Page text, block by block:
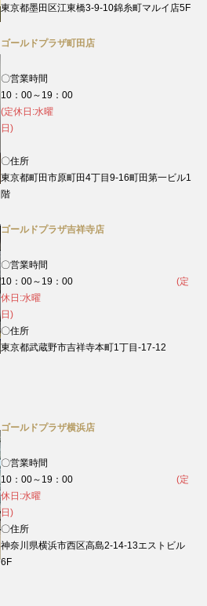
東京都墨田区江東橋3-9-10錦糸町マルイ店5F
ゴールドプラザ町田店
〇営業時間
10：00～19：00
(定休日:水曜
日)
〇住所
東京都町田市原町田4丁目9‐16町田第一ビル1
階
ゴールドプラザ吉祥寺店
〇営業時間
10：00～19：00 (定
休日:水曜
日)
〇住所
東京都武蔵野市吉祥寺本町1丁目-17-12
ゴールドプラザ横浜店
〇営業時間
10：00～19：00 (定
休日:水曜
日)
〇住所
神奈川県横浜市西区高島2-14-13エストビル
6F